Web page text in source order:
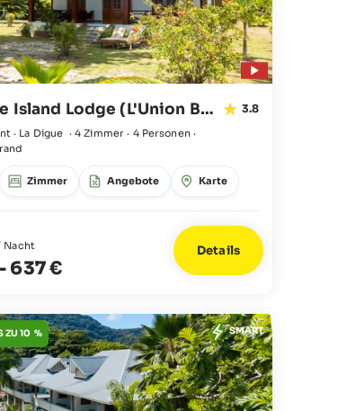
La Digue Island Lodge (L'Union Beach Villas) 3.8
· La Digue · 4 Zimmer · 4 Personen·
Zimmer Angebote Karte
Nacht
637 €
Details
BIS ZU 10 % SMART